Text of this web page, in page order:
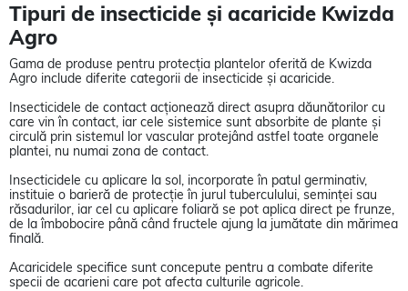
Tipuri de insecticide și acaricide Kwizda
Agro
Gama de produse pentru protecția plantelor oferită de Kwizda
Agro include diferite categorii de insecticide și acaricide.
Insecticidele de contact acționează direct asupra dăunătorilor cu
care vin în contact, iar cele sistemice sunt absorbite de plante și
circulă prin sistemul lor vascular protejând astfel toate organele
plantei, nu numai zona de contact.
Insecticidele cu aplicare la sol, incorporate în patul germinativ,
instituie o barieră de protecție în jurul tuberculului, seminței sau
răsadurilor, iar cel cu aplicare foliară se pot aplica direct pe frunze,
de la îmbobocire până când fructele ajung la jumătate din mărimea
finală.
Acaricidele specifice sunt concepute pentru a combate diferite
specii de acarieni care pot afecta culturile agricole.